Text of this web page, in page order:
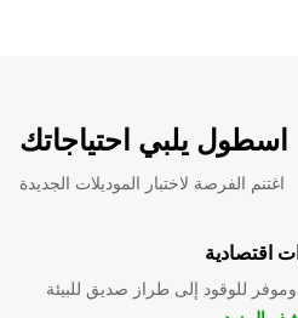
اسطول يلبي احتياجاتك
اغتنم الفرصة لاختبار الموديلات الجديدة
اقتصادية
للوقود إلى طراز صديق للبيئة